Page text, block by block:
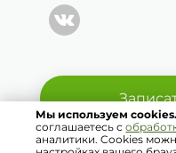
© 2021 Ваш
Мы используем cookies.
соглашаетесь с
аналитики. Cookies